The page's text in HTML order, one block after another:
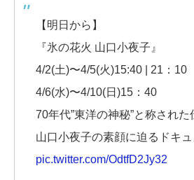
【明日から】
『氷の花火 山口小夜子』
4/2(土)〜4/5(火)15:40 | 21：10
4/6(水)〜4/10(日)15：40
70年代”東洋の神秘”と称された
山口小夜子の素顔に迫るドキュ
pic.twitter.com/OdtfD2Jy32